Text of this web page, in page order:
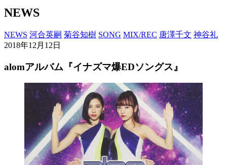
NEWS
NEWS 河合英嗣 菊谷知樹 SONG MIX/REC 唐澤千文 神谷礼
2018年12月12日
alomアルバム『イナズマ爆EDソングス』